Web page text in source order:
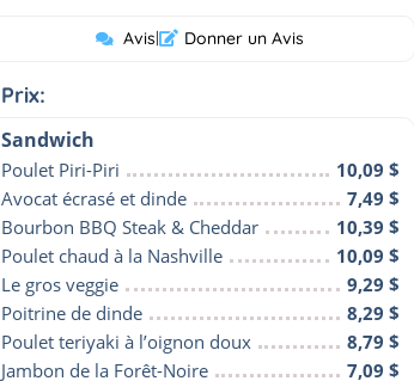
Avis| Donner un Avis
Prix:
Sandwich
Poulet Piri-Piri
10,09 $
Avocat écrasé et dinde
7,49 $
Bourbon BBQ Steak & Cheddar
10,39 $
Poulet chaud à la Nashville
10,09 $
Le gros veggie
9,29 $
Poitrine de dinde
8,29 $
Poulet teriyaki à l’oignon doux
8,79 $
Jambon de la Forêt-Noire
7,09 $